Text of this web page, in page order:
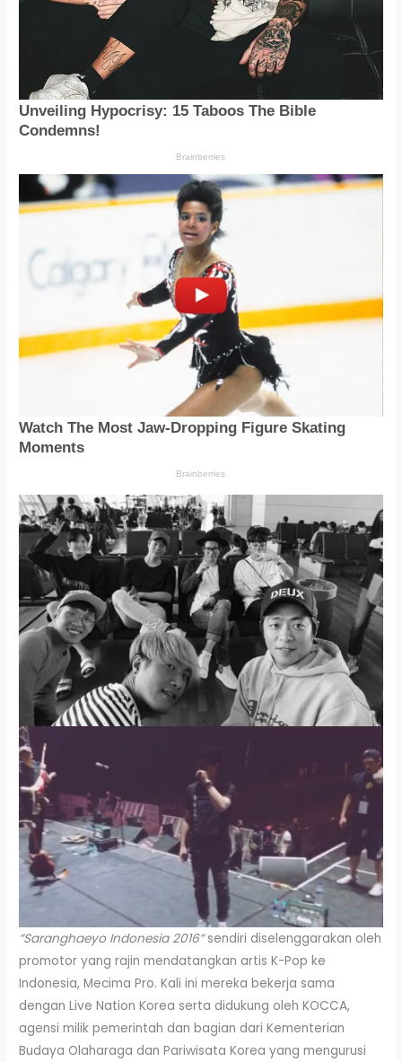
“Saranghaeyo Indonesia 2016”sendiri diselenggarakan oleh
promotor yang rajin mendatangkan artis K-Pop ke
Indonesia, Mecima Pro. Kali ini mereka bekerja sama
dengan Live Nation Korea serta didukung oleh KOCCA,
agensi milik pemerintah dan bagian dari Kementerian
Budaya Olaharaga dan Pariwisata Korea yang mengurusi